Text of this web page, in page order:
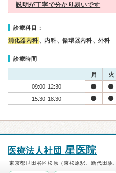
説明が丁寧で分かり易いです
診療科目：
消化器内科 、内科、循環器内科、外科
診療時間
月 火
09:00-12:30
15:30-18:30
医療法人社団 星医院
東京都世田谷区松原（東松原駅、新代田駅